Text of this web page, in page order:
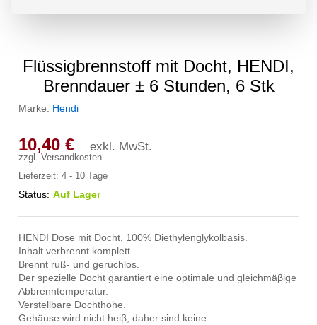
Flüssigbrennstoff mit Docht, HENDI,
Brenndauer ± 6 Stunden, 6 Stk
Marke: Hendi
10,40€ exkl. MwSt.
zzgl.Versandkosten
Lieferzeit:4 - 10 Tage
Status: Auf Lager
HENDI Dose mit Docht, 100% Diethylenglykolbasis.
Inhalt verbrennt komplett.
Brennt ruß- und geruchlos.
Der spezielle Docht garantiert eine optimale und gleichmäβige
Abbrenntemperatur.
Verstellbare Dochthöhe.
Gehäuse wird nicht heiβ, daher sind keine